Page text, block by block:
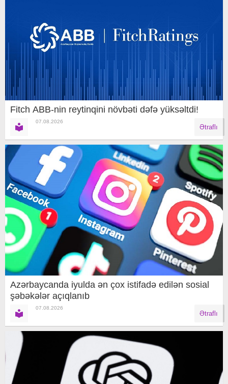
Fitch ABB-nin reytinqini növbəti dəfə yüksəltdi!
07.08.2026
Ətraflı
Azərbaycanda iyulda ən çox istifadə edilən sosial
şəbəkələr açıqlanıb
07.08.2026
Ətraflı